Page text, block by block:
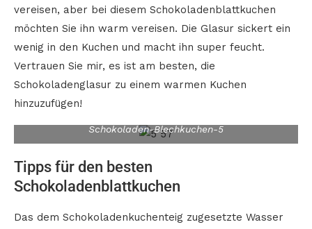
vereisen, aber bei diesem Schokoladenblattkuchen
möchten Sie ihn warm vereisen. Die Glasur sickert ein
wenig in den Kuchen und macht ihn super feucht.
Vertrauen Sie mir, es ist am besten, die
Schokoladenglasur zu einem warmen Kuchen
hinzuzufügen!
Schokoladen-Blechkuchen-5
Tipps für den besten
Schokoladenblattkuchen
Das dem Schokoladenkuchenteig zugesetzte Wasser